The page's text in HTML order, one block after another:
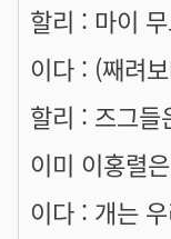
할리 : 마이
이다 : (째려
할리 : 즈그들
이미 이홍렬
이다 : 개는